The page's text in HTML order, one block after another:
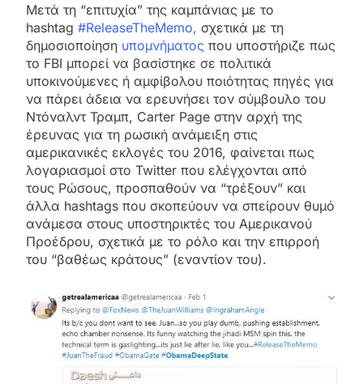
Μετά τη “επιτυχία” της καμπάνιας με το
hashtag #ReleaseTheMemo, σχετικά με τη
δημοσιοποίηση υπομνήματος που υποστήριζε πως
το FBI μπορεί να βασίστηκε σε πολιτικά
υποκινούμενες ή αμφίβολου ποιότητας πηγές για
να πάρει άδεια να ερευνήσει τον σύμβουλο του
Ντόναλντ Τραμπ, Carter Page στην αρχή της
έρευνας για τη ρωσική ανάμειξη στις
αμερικανικές εκλογές του 2016, φαίνεται πως
λογαριασμοί στο Twitter που ελέγχονται από
τους Ρώσους, προσπαθούν να “τρέξουν” και
άλλα hashtags που σκοπεύουν να σπείρουν θυμό
ανάμεσα στους υποστηρικτές του Αμερικανού
Προέδρου, σχετικά με το ρόλο και την επιρροή
του “βαθέως κράτους” (εναντίον του).